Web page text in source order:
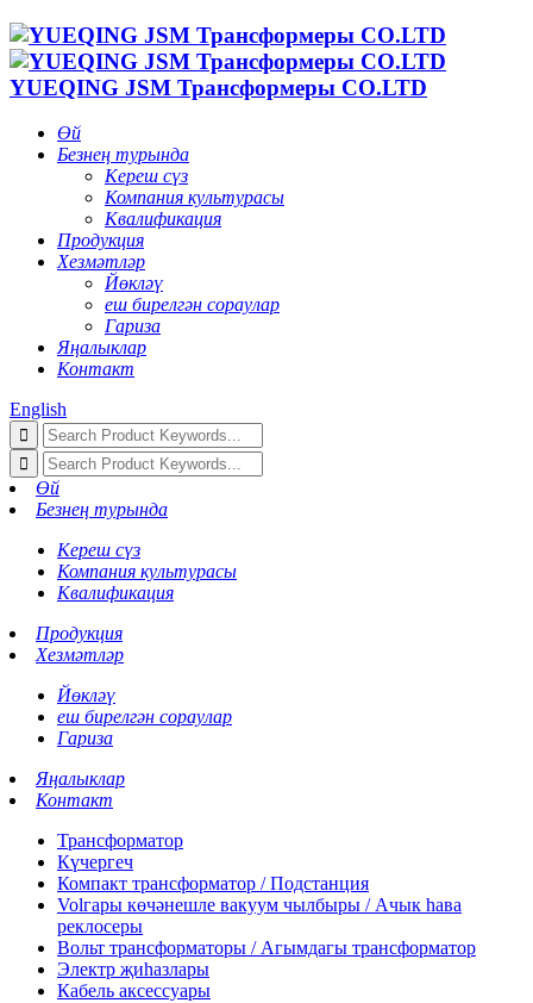
YUEQING JSM Трансформеры CO.LTD
Өй
Безнең турында
Кереш сүз
Компания культурасы
Квалификация
Продукция
Хезмәтләр
Йөкләү
еш бирелгән сораулар
Гариза
Яңалыклар
Контакт
English
Өй
Безнең турында
Кереш сүз
Компания культурасы
Квалификация
Продукция
Хезмәтләр
Йөкләү
еш бирелгән сораулар
Гариза
Яңалыклар
Контакт
Трансформатор
Күчергеч
Компакт трансформатор / Подстанция
Volгары көчәнешле вакуум чылбыры / Ачык һава
реклосеры
Вольт трансформаторы / Агымдагы трансформатор
Электр җиһазлары
Кабель аксессуары